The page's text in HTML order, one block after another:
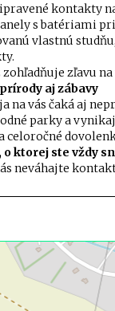
kontakty
s batériami
vlastnú
zohľadňuje zľavu
aj zábavy
na vás čaká aj
parky a
celoročné
ktorej ste vždy
neváhajte